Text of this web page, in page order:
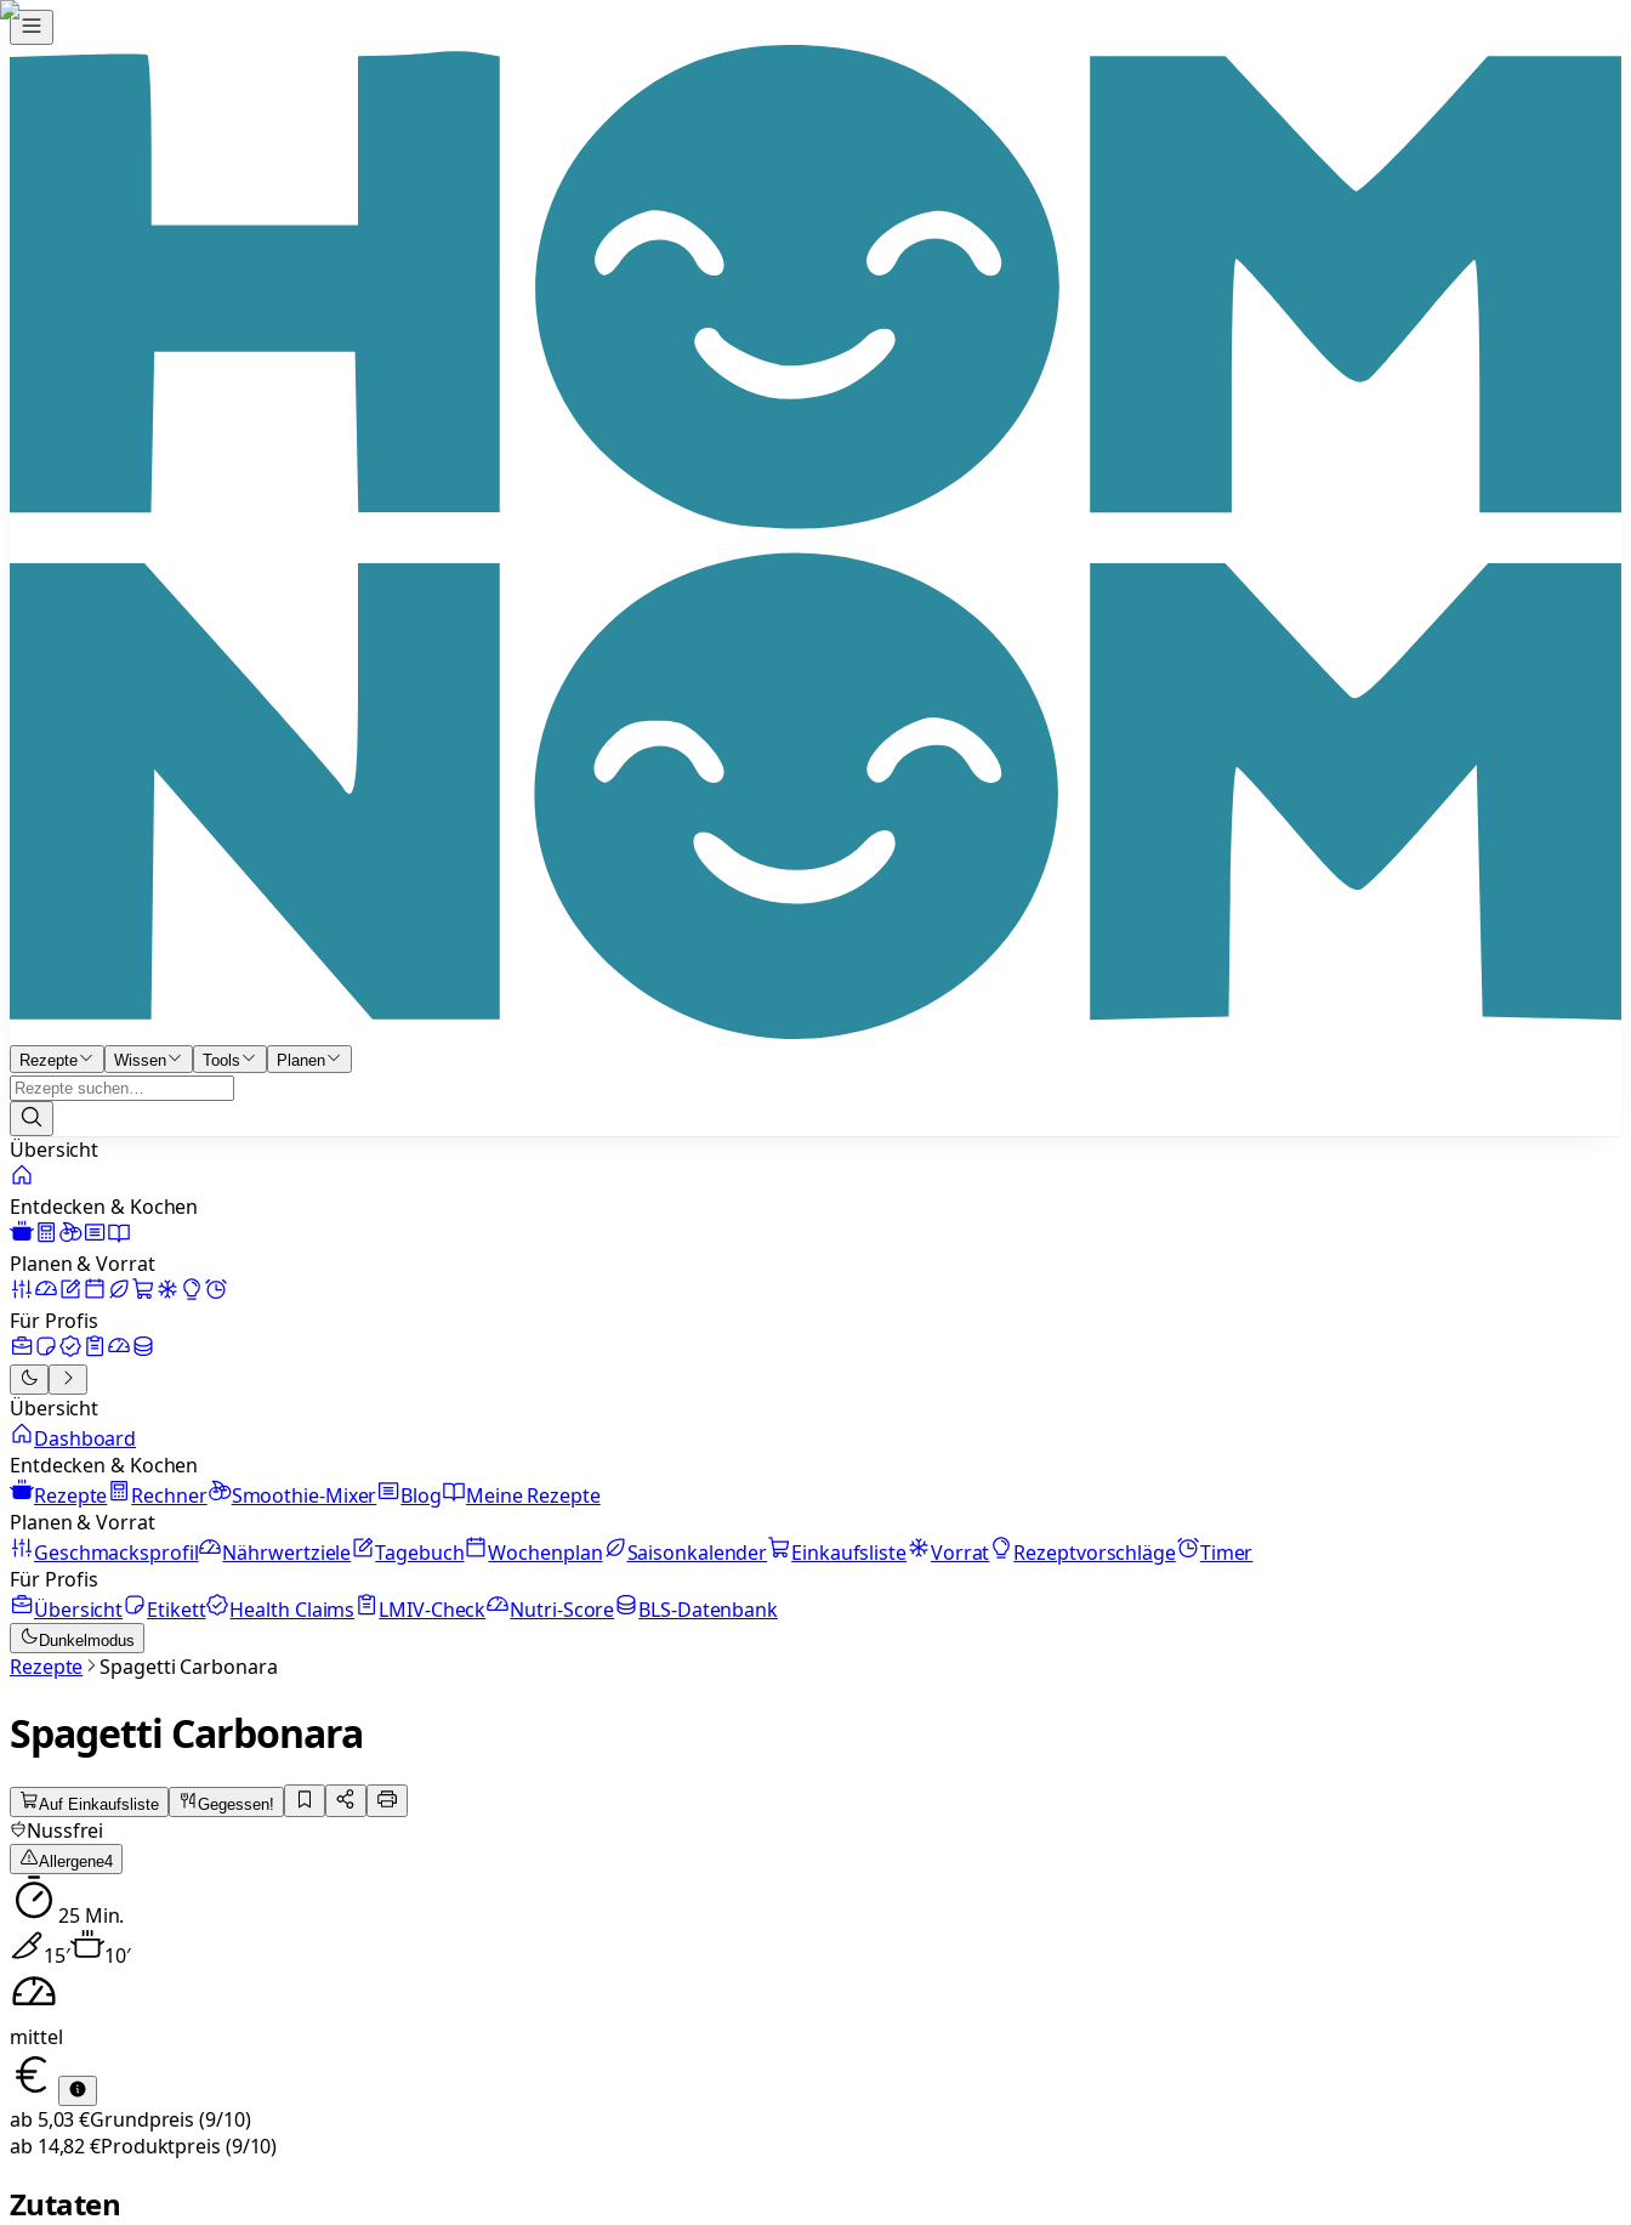
Rezepte Wissen Tools Planen
Übersicht
Entdecken & Kochen
Planen & Vorrat
Für Profis
Übersicht
Dashboard
Entdecken & Kochen
Rezepte
Rechner Smoothie-Mixer Blog
Meine Rezepte
Planen & Vorrat
Geschmacksprofil
Nährwertziele Tagebuch Wochenplan Saisonkalender Einkaufsliste Vorrat Rezeptvorschläge
Timer
Für Profis
Übersicht
Etikett Health Claims LMIV-Check Nutri-Score BLS-Datenbank
Dunkelmodus
Rezepte Spagetti Carbonara
Spagetti Carbonara
Auf Einkaufsliste Gegessen!
Nussfrei
Allergene4
25Min.
15′ 10′
mittel
ab 5,03 €Grundpreis (9/10)
ab 14,82 €Produktpreis (9/10)
Zutaten